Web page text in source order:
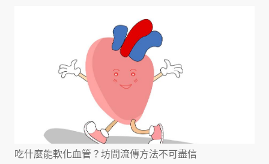
吃什麼能軟化血管？坊間流傳方法不可盡信